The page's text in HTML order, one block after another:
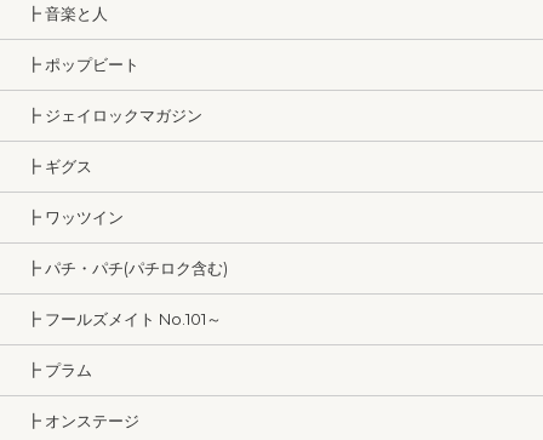
┣ 音楽と人
┣ ポップビート
┣ ジェイロックマガジン
┣ ギグス
┣ ワッツイン
┣ パチ・パチ(パチロク含む)
┣ フールズメイト No.101～
┣ プラム
┣ オンステージ